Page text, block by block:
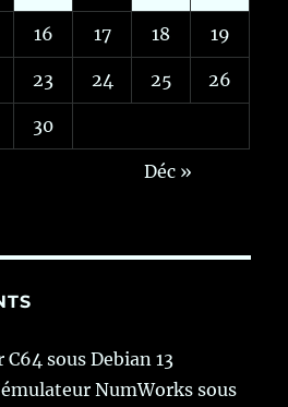
16 17 18 19
23 24 25 26
30
Déc »
sous Debian 13
NumWorks sous